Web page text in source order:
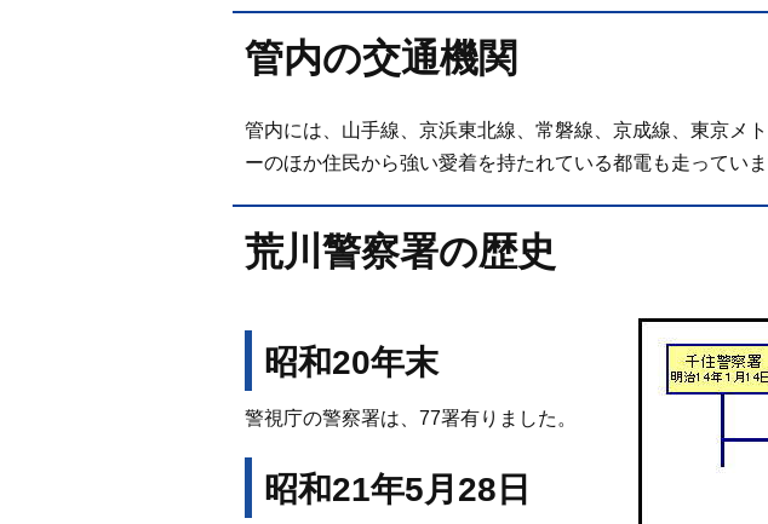
管内の交通機関
管内には、山手線、京浜東北線、常磐線、京成線、東京メ
ーのほか住民から強い愛着を持たれている都電も走っていま
荒川警察署の歴史
昭和20年末
警視庁の警察署は、77署有りました。
昭和21年5月28日